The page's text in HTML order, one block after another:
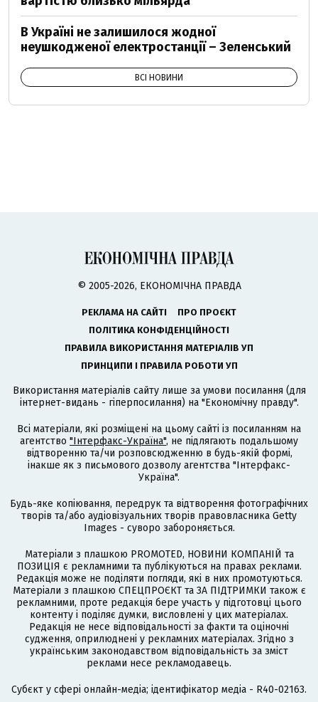
В Україні не залишилося жодної
неушкодженої електростанції – Зеленський
ВСІ НОВИНИ
© 2005-2026, ЕКОНОМІЧНА ПРАВДА
РЕКЛАМА НА САЙТІ
ПРО ПРОЄКТ
ПОЛІТИКА КОНФІДЕНЦІЙНОСТІ
ПРАВИЛА ВИКОРИСТАННЯ МАТЕРІАЛІВ УП
ПРИНЦИПИ І ПРАВИЛА РОБОТИ УП
Використання матеріалів сайту лише за умови посилання (для
інтернет-видань - гіперпосилання) на "Економічну правду".
Всі матеріали, які розміщені на цьому сайті із посиланням на
агентство "Інтерфакс-Україна", не підлягають подальшому
відтворенню та/чи розповсюдженню в будь-якій формі,
інакше як з письмового дозволу агентства "Інтерфакс-
Україна".
Будь-яке копіювання, передрук та відтворення фотографічних
творів та/або аудіовізуальних творів правовласника Getty
Images - суворо забороняється.
Матеріали з плашкою PROMOTED, НОВИНИ КОМПАНІЙ та
ПОЗИЦІЯ є рекламними та публікуються на правах реклами.
Редакція може не поділяти погляди, які в них промотуються.
Матеріали з плашкою СПЕЦПРОЄКТ та ЗА ПІДТРИМКИ також є
рекламними, проте редакція бере участь у підготовці цього
контенту і поділяє думки, висловлені у цих матеріалах.
Редакція не несе відповідальності за факти та оціночні
судження, оприлюднені у рекламних матеріалах. Згідно з
українським законодавством відповідальність за зміст
реклами несе рекламодавець.
Cубєкт у сфері онлайн-медіа; ідентифікатор медіа - R40-02163.